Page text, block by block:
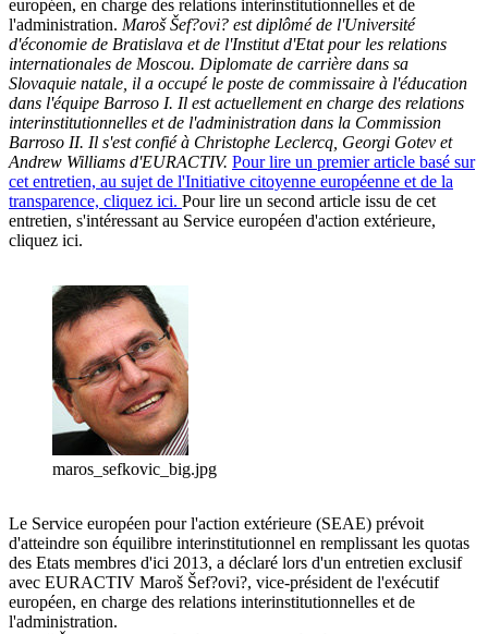
européen, en charge des relations interinstitutionnelles et de
l'administration. Maroš Šef?ovi? est diplômé de l'Université
d'économie de Bratislava et de l'Institut d'Etat pour les relations
internationales de Moscou. Diplomate de carrière dans sa
Slovaquie natale, il a occupé le poste de commissaire à l'éducation
dans l'équipe Barroso I. Il est actuellement en charge des relations
interinstitutionnelles et de l'administration dans la Commission
Barroso II. Il s'est confié à Christophe Leclercq, Georgi Gotev et
Andrew Williams d'EURACTIV. Pour lire un premier article basé sur
cet entretien, au sujet de l'Initiative citoyenne européenne et de la
transparence, cliquez ici. Pour lire un second article issu de cet
entretien, s'intéressant au Service européen d'action extérieure,
cliquez ici.
maros_sefkovic_big.jpg
Le Service européen pour l'action extérieure (SEAE) prévoit
d'atteindre son équilibre interinstitutionnel en remplissant les quotas
des Etats membres d'ici 2013, a déclaré lors d'un entretien exclusif
avec EURACTIV Maroš Šef?ovi?, vice-président de l'exécutif
européen, en charge des relations interinstitutionnelles et de
l'administration.